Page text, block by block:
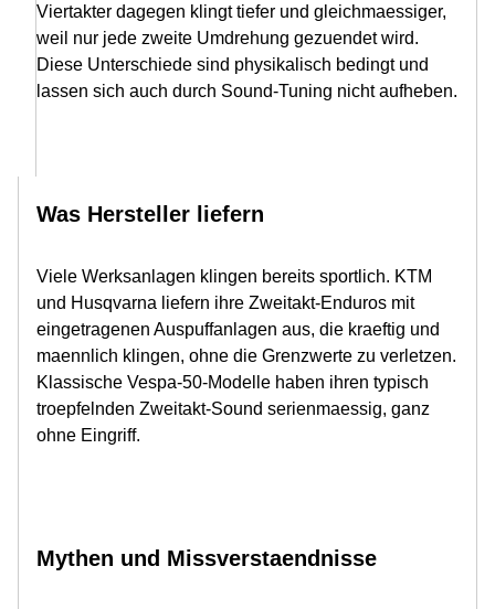
Viertakter dagegen klingt tiefer und gleichmaessiger,
weil nur jede zweite Umdrehung gezuendet wird.
Diese Unterschiede sind physikalisch bedingt und
lassen sich auch durch Sound-Tuning nicht aufheben.
Was Hersteller liefern
Viele Werksanlagen klingen bereits sportlich. KTM
und Husqvarna liefern ihre Zweitakt-Enduros mit
eingetragenen Auspuffanlagen aus, die kraeftig und
maennlich klingen, ohne die Grenzwerte zu verletzen.
Klassische Vespa-50-Modelle haben ihren typisch
troepfelnden Zweitakt-Sound serienmaessig, ganz
ohne Eingriff.
Mythen und Missverstaendnisse